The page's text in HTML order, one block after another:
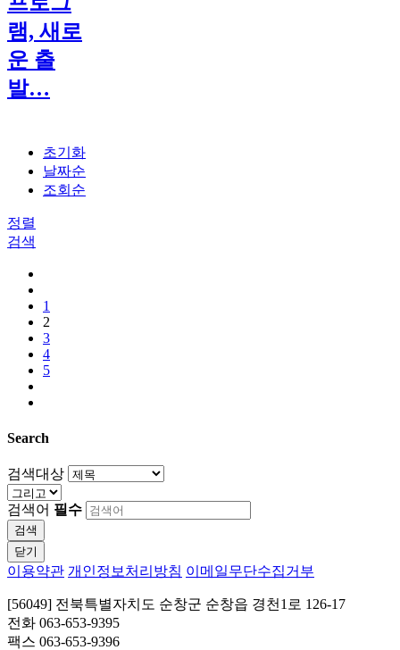
램, 새로
운 출
발…
초기화
날짜순
조회순
정렬
검색
1
2
3
4
5
Search
검색대상
검색어 필수
검색
닫기
이용약관 개인정보처리방침 이메일무단수집거부
[56049] 전북특별자치도 순창군 순창읍 경천1로 126-17
전화 063-653-9395
팩스 063-653-9396